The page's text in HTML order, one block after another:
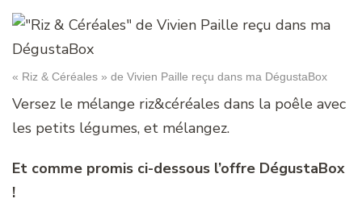
« Riz & Céréales » de Vivien Paille reçu dans ma DégustaBox
Versez le mélange riz&céréales dans la poêle avec
les petits légumes, et mélangez.
Et comme promis ci-dessous l’offre DégustaBox
!